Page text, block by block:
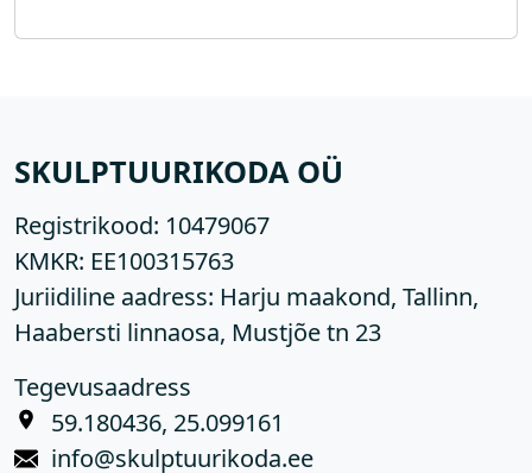
SKULPTUURIKODA OÜ
Registrikood: 10479067
KMKR: EE100315763
Juriidiline aadress: Harju maakond, Tallinn,
Haabersti linnaosa, Mustjõe tn 23
Tegevusaadress
59.180436, 25.099161
info@skulptuurikoda.ee